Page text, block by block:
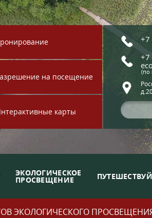
на посещение
карты
+7
+7
(по
ЭКОЛОГИЧЕСКОЕ
ПРОСВЕЩЕНИЕ ПУТЕШЕСТВУЙ
ЭКОЛОГИЧЕСКОГО ПРОСВЕЩЕНИЯ